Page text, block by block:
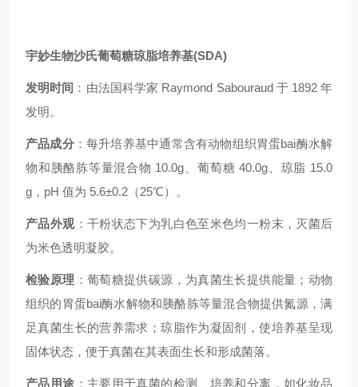
宇妙生物沙氏葡萄糖琼脂培养基(SDA)
发明时间 ：由法国科学家 Raymond Sabouraud 于 1892 年
发明。
产品成分：每升培养基中通常含有动物组织胃蛋bai酶水解
物和胰酪胨等量混合物 10.0g、葡萄糖 40.0g、琼脂 15.0
g，pH 值为 5.6±0.2（25℃）。
产品外观：干粉状态下为乳白色至米色均一粉末，灭菌后
为米色透明凝胶。
检验原理 ：葡萄糖提供碳源，为真菌生长提供能量；动物
组织的胃蛋bai酶水解物和胰酪胨等量混合物提供氮源，满
足真菌生长的营养需求；琼脂作为凝固剂，使培养基呈现
固体状态，便于真菌在其表面生长和形成菌落。
产品用途 ：主要用于真菌的检测、培养和分离，如化妆品